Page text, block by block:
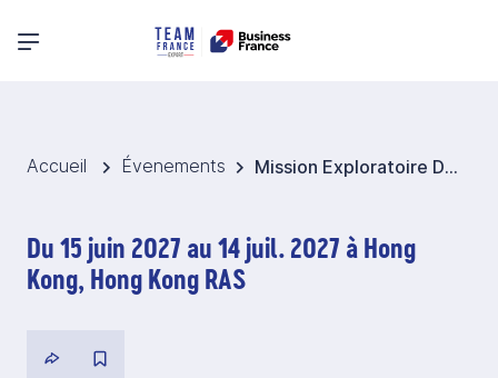
Menu principal
Accueil Évenements Mission Exploratoire Data Center 2027 - Hong Kong
Du 15 juin 2027 au 14 juil. 2027 à Hong
Kong, Hong Kong RAS